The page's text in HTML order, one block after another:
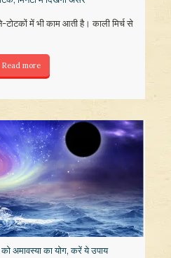
टोटकों में भी काम आती है। काली मिर्च से
Read more
अमावस्या का योग, करें ये उपाय